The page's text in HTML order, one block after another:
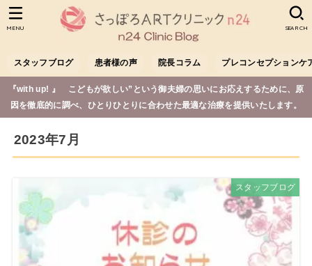
スタッフブログ 患者様の声 院長コラム プレコンセプションケ
SEARCH
MENU
『with up! 』 こどもが欲しい”という御夫婦の思いにお応えするために、原
因を徹底的に調べ、ひとりひとりに合わせた最適な治療を提供いたします。
2023年7月
スタッフブログ